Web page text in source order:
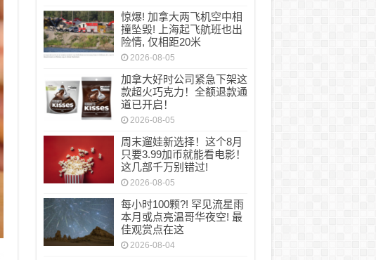
惊爆! 加拿大两飞机空中相
撞坠毁! 上海起飞航班也出
险情, 仅相距20米
2026-08-05
加拿大好时公司紧急下架这
款超火巧克力！全额退款通
道已开启！
2026-08-05
周末遛娃新选择！这个8月
只要3.99加币就能看电影！
这几部千万别错过!
2026-08-05
每小时100颗?! 罕见流星雨
本月或点亮温哥华夜空! 最
佳观赏点在这
2026-08-04